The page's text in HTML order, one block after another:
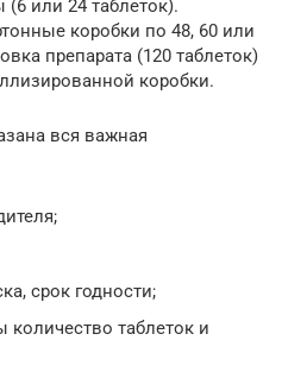
или 24 таблеток).
коробки по 48, 60 или
препарата (120 таблеток)
коробки.
вся важная
срок годности;
количество таблеток и